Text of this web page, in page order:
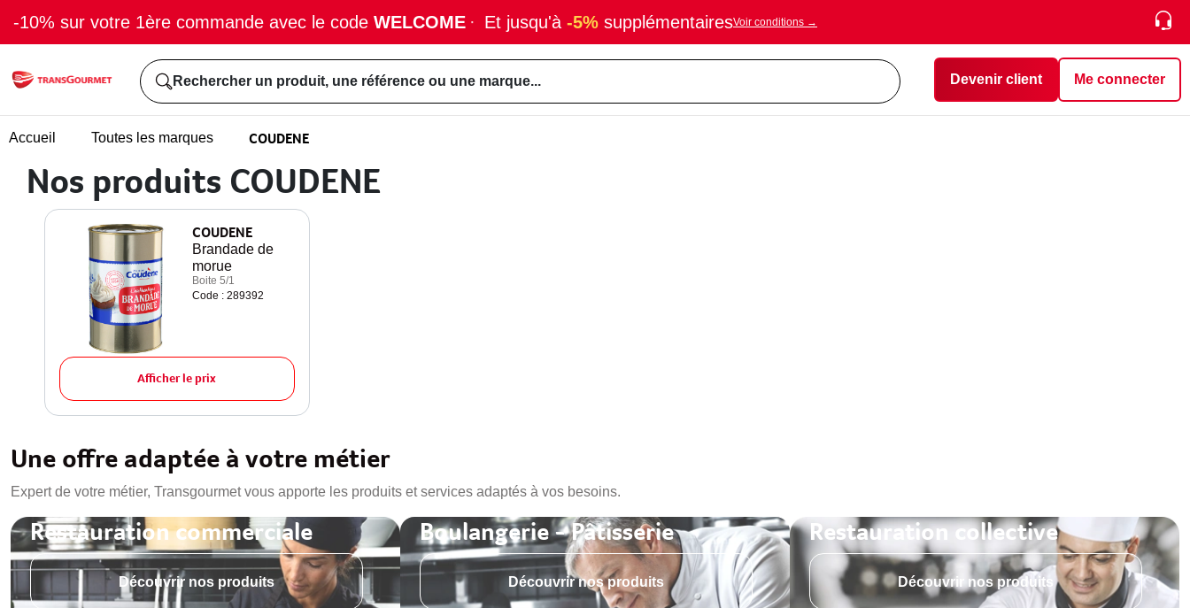
-10% sur votre 1ère commande avec le code WELCOME · Et jusqu'à -5% supplémentairesVoir conditions →
Rechercher un produit, une référence ou une marque... Devenir client Me connecter
Accueil Toutes les marques COUDENE
Nos produits COUDENE
COUDENE
Brandade de
morue
Boite 5/1
Code : 289392
Afficher le prix
Une offre adaptée à votre métier
Expert de votre métier, Transgourmet vous apporte les produits et services adaptés à vos besoins.
Restauration commerciale
Découvrir nos produits
Boulangerie - Pâtisserie
Découvrir nos produits
Restauration collective
Découvrir nos produits